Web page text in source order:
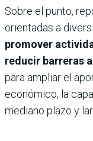
Sobre el punto,
orientadas a
promover
reducir barreras
para ampliar el
económico, la
mediano plazo y